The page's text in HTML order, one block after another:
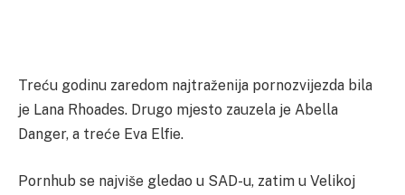
Treću godinu zaredom najtraženija pornozvijezda bila
je Lana Rhoades. Drugo mjesto zauzela je Abella
Danger, a treće Eva Elfie.
Pornhub se najviše gledao u SAD-u, zatim u Velikoj